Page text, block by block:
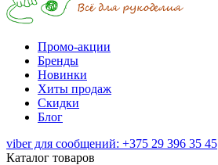
Промо-акции
Бренды
Новинки
Хиты продаж
Скидки
Блог
viber для сообщений: +375 29 396 35 45
Каталог товаров